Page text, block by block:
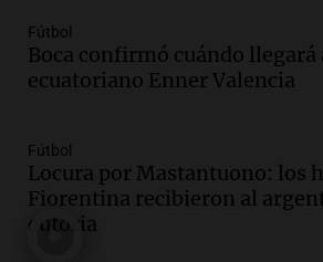
Editorial
Episodios
niños con cáncer reciban
día del niño.
La Argentina Posible
Episodios
Fútbol
Boca confirmó cuándo llegará
ecuatoriano Enner Valencia
Fútbol
Locura por Mastantuono: los
Fiorentina recibieron al
euforia